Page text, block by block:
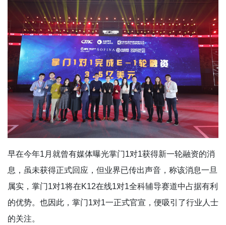
早在今年1月就曾有媒体曝光掌门1对1获得新一轮融资的消
息，虽未获得正式回应，但业界已传出声音，称该消息一旦
属实，掌门1对1将在K12在线1对1全科辅导赛道中占据有利
的优势。也因此，掌门1对1一正式官宣，便吸引了行业人士
的关注。